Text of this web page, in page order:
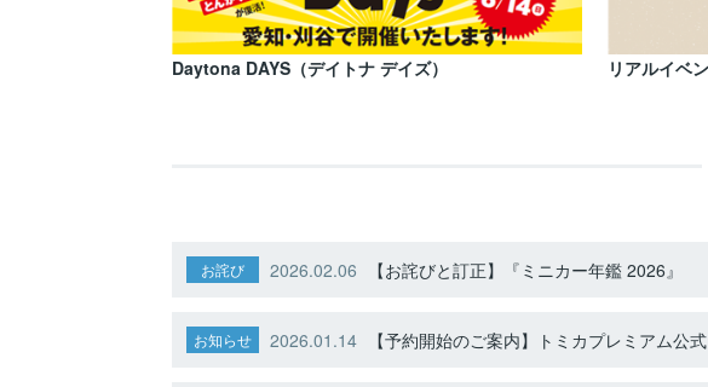
Daytona DAYS（デイトナ デイズ） リアルイベ
お詫び 2026.02.06 【お詫びと訂正】『ミニカー年鑑 2026』
お知らせ 2026.01.14 【予約開始のご案内】トミカプレミアム公